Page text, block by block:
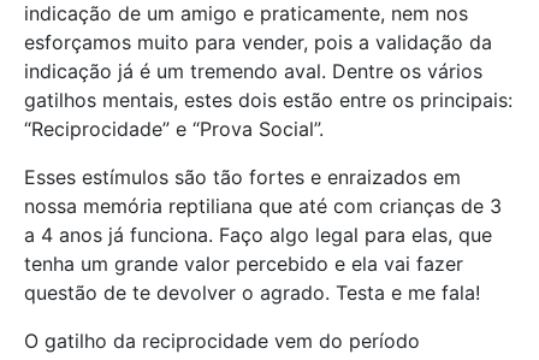
indicação de um amigo e praticamente, nem nos
esforçamos muito para vender, pois a validação da
indicação já é um tremendo aval. Dentre os vários
gatilhos mentais, estes dois estão entre os principais:
“Reciprocidade” e “Prova Social”.
Esses estímulos são tão fortes e enraizados em
nossa memória reptiliana que até com crianças de 3
a 4 anos já funciona. Faço algo legal para elas, que
tenha um grande valor percebido e ela vai fazer
questão de te devolver o agrado. Testa e me fala!
O gatilho da reciprocidade vem do período